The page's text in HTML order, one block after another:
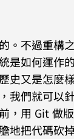
。不過重構
是如何運作
史又是怎麼
我們就可以
，用 Git 做
地把代碼砍